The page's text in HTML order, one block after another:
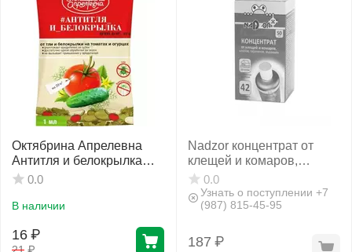
Октябрина Апрелевна
Антитля и белокрылка
овощи ВРК 1 мл
0.0
В наличии
16 ₽
Nadzor концентрат от
клещей и комаров,
клопов, тараканов,
муравьёв 50 мл
0.0
Узнать о поступлении +7
(987) 815-45-95
187 ₽